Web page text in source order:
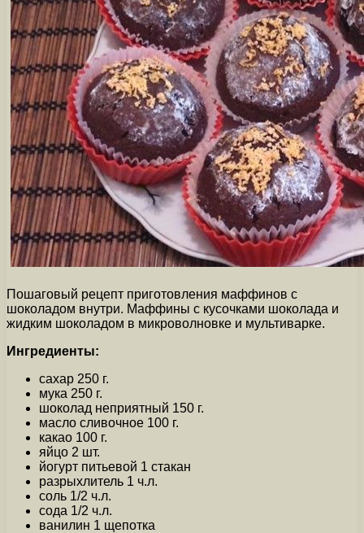
Пошаговый рецепт приготовления маффинов с
шоколадом внутри. Маффины с кусочками шоколада и
жидким шоколадом в микроволновке и мультиварке.
Ингредиенты:
сахар 250 г.
мука 250 г.
шоколад неприятный 150 г.
масло сливочное 100 г.
какао 100 г.
яйцо 2 шт.
йогурт питьевой 1 стакан
разрыхлитель 1 ч.л.
соль 1/2 ч.л.
сода 1/2 ч.л.
ванилин 1 щепотка